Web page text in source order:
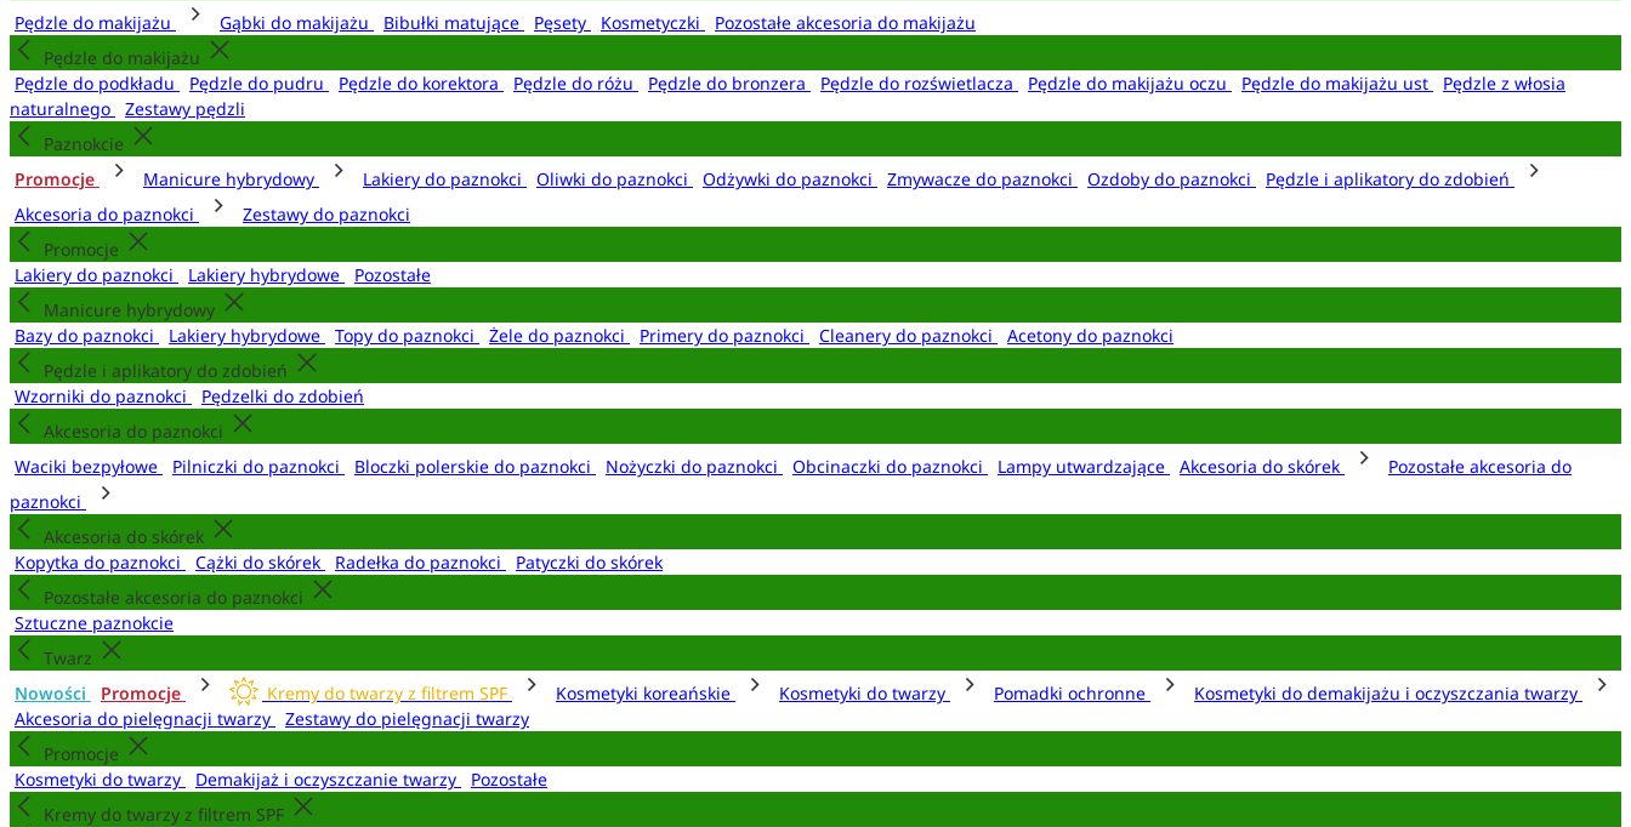
Pędzle do makijażu
Gąbki do makijażu Bibułki matujące Pęsety Kosmetyczki
Pozostałe akcesoria do makijażu
Pędzle do makijażu
Pędzle do podkładu
Pędzle do pudru Pędzle do korektora Pędzle do różu Pędzle do bronzera Pędzle do rozświetlacza Pędzle do makijażu oczu Pędzle do makijażu ust
Pędzle z włosia
naturalnego
Zestawy pędzli
Paznokcie
Promocje
Manicure hybrydowy Lakiery do paznokci Oliwki do paznokci Odżywki do paznokci Zmywacze do paznokci Ozdoby do paznokci
Pędzle i aplikatory do zdobień
Akcesoria do paznokci
Zestawy do paznokci
Promocje
Lakiery do paznokci
Lakiery hybrydowe
Pozostałe
Manicure hybrydowy
Bazy do paznokci
Lakiery hybrydowe Topy do paznokci Żele do paznokci Primery do paznokci Cleanery do paznokci
Acetony do paznokci
Pędzle i aplikatory do zdobień
Wzorniki do paznokci
Pędzelki do zdobień
Akcesoria do paznokci
Waciki bezpyłowe
Pilniczki do paznokci Bloczki polerskie do paznokci Nożyczki do paznokci Obcinaczki do paznokci Lampy utwardzające Akcesoria do skórek
Pozostałe akcesoria do
paznokci
Akcesoria do skórek
Kopytka do paznokci
Cążki do skórek Radełka do paznokci
Patyczki do skórek
Pozostałe akcesoria do paznokci
Sztuczne paznokcie
Twarz
Nowości
Promocje Kremy do twarzy z filtrem SPF Kosmetyki koreańskie Kosmetyki do twarzy Pomadki ochronne
Kosmetyki do demakijażu i oczyszczania twarzy
Akcesoria do pielęgnacji twarzy
Zestawy do pielęgnacji twarzy
Promocje
Kosmetyki do twarzy
Demakijaż i oczyszczanie twarzy
Pozostałe
Kremy do twarzy z filtrem SPF